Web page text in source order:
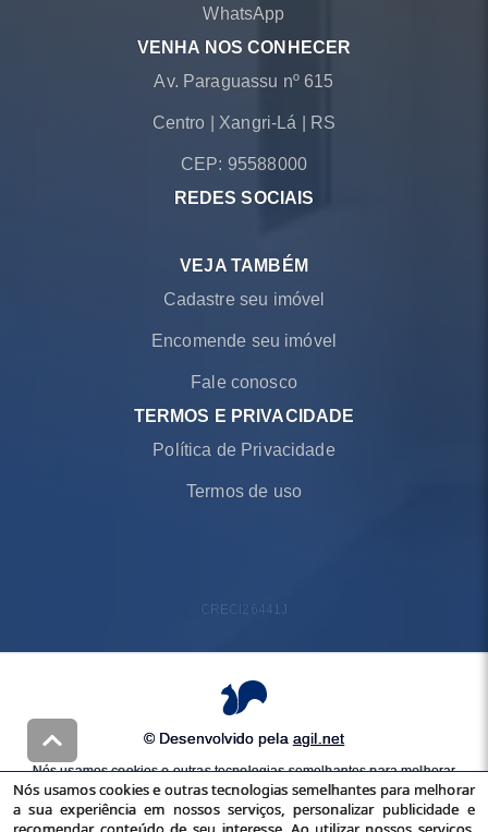
WhatsApp
VENHA NOS CONHECER
Av. Paraguassu nº 615
Centro Xangri-Lá RS
CEP: 95588000
REDES SOCIAIS
VEJA TAMBÉM
Cadastre seu imóvel
Encomende seu imóvel
Fale conosco
TERMOS E PRIVACIDADE
Política de Privacidade
Termos de uso
CRECI 26441J
© Desenvolvido pela agil.net
Nós usamos cookies e outras tecnologias semelhantes para melhorar
a sua experiência em nossos serviços, personalizar publicidade e
recomendar conteúdo de seu interesse. Ao utilizar nossos serviços,
Nós usamos cookies e outras tecnologias semelhantes para melhorar
a sua experiência em nossos serviços, personalizar publicidade e